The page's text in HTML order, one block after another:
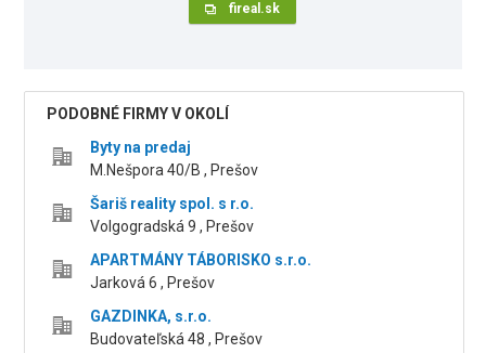
fireal.sk
PODOBNÉ FIRMY V OKOLÍ
Byty na predaj
M.Nešpora 40/B , Prešov
Šariš reality spol. s r.o.
Volgogradská 9 , Prešov
APARTMÁNY TÁBORISKO s.r.o.
Jarková 6 , Prešov
GAZDINKA, s.r.o.
Budovateľská 48 , Prešov